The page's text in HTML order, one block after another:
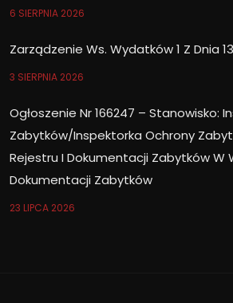
6 SIERPNIA 2026
Zarządzenie Ws. Wydatków 1 Z Dnia
3 SIERPNIA 2026
Ogłoszenie Nr 166247 – Stanowisko:
Zabytków/Inspektorka Ochrony
Rejestru I Dokumentacji Zabytków W
Dokumentacji Zabytków
23 LIPCA 2026